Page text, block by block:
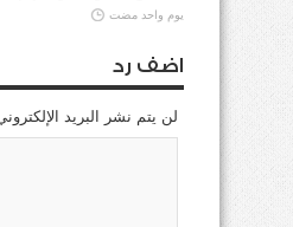
يوم واحد مضت
اضف رد
لن يتم نشر البريد